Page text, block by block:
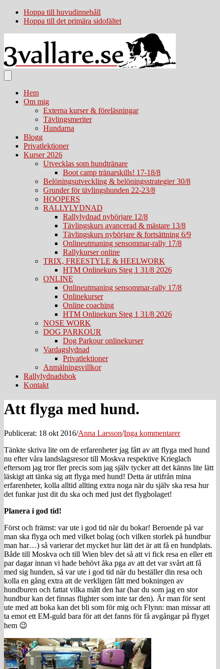
Hoppa till huvudinnehåll
Hoppa till det primära sidofältet
Hem
Om mig
Externa kurser & föreläsningar
Tävlingsmeriter
Hundarna
Blogg
Privatlektioner
Kurser 2026
Utvecklas som hundtränare
Boot camp tränarskills! 17-18/8
Belöningsutveckling & belöningsstrategier 30/8
Grunder för tävlingshunden 22-23/8
HOOPERS
RALLYLYDNAD
Rallylydnad nybörjare 12/8
Tävlingskurs avancerad & mästare 13/8
Tävlingskurs nybörjare & fortsättning 6/9
Onlineutmaning sensommar-rally 17/8
Rallykurser online
TRIX, FREESTYLE & HEELWORK
HTM Onlinekurs Steg 1 31/8 2026
ONLINE
Onlineutmaning sensommar-rally 17/8
Onlinekurser
Online coaching
HTM Onlinekurs Steg 1 31/8 2026
NOSE WORK
DOG PARKOUR
Dog Parkour onlinekurser
Vardagslydnad
Privatlektioner
Anmälningsvillkor
Rallylydnadsbok
Kontakt
Att flyga med hund.
Publicerat: 18 okt 2016/Anna Larsson/Inga kommentarer
Tänkte skriva lite om de erfarenheter jag fått av att flyga med hund
nu efter våra landslagsresor till Moskva respektive Krieglach
eftersom jag tror fler precis som jag själv tycker att det känns lite lätt
läskigt att tänka sig att flyga med hund! Detta är utifrån mina
erfarenheter, kolla alltid allting extra noga när du själv ska resa hur
det funkar just dit du ska och med just det flygbolaget!
Planera i god tid!
Först och främst: var ute i god tid när du bokar! Beroende på var
man ska flyga och med vilket bolag (och vilken storlek på hundbur
man har…) så varierar det mycket hur lätt det är att få en hundplats.
Både till Moskva och till Wien blev det så att vi fick resa en eller ett
par dagar innan vi hade behövt åka pga av att det var svårt att få
med sig hunden, så var ute i god tid när du beställer din resa och
kolla en gång extra att de verkligen fått med bokningen av
hundburen och fattat vilka mått den har (har du som jag en stor
hundbur kan det finnas flighter som inte tar den). Är man för sent
ute med att boka kan det bli som för mig och Flynn: man missar att
ta emot ett EM-guld bara för att det fanns för få avgångar på flyget
hem 😉